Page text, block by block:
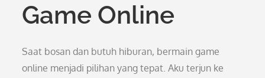
Game Online
Saat bosan dan butuh hiburan, bermain game
online menjadi pilihan yang tepat. Aku terjun ke